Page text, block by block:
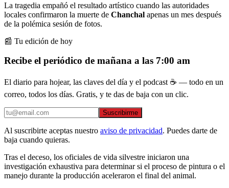
La tragedia empañó el resultado artístico cuando las autoridades
locales confirmaron la muerte de Chanchal apenas un mes después
de la polémica sesión de fotos.
📰 Tu edición de hoy
Recibe el periódico de mañana a las 7:00 am
El diario para hojear, las claves del día y el podcast ☕ — todo en un
correo, todos los días. Gratis, y te das de baja con un clic.
Suscribirme
Al suscribirte aceptas nuestro aviso de privacidad. Puedes darte de
baja cuando quieras.
Tras el deceso, los oficiales de vida silvestre iniciaron una
investigación exhaustiva para determinar si el proceso de pintura o el
manejo durante la producción aceleraron el final del animal.